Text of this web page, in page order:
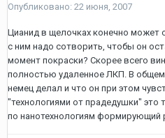
Опубликовано: 22 июня, 2007
Цианид в щелочках конечно может
с ним надо сотворить, чтобы он
момент покраски? Скорее всего
полностью удаленное ЛКП. В общем
немец делал и что он при этом
"технологиями от прадедушки" это
по нанотехнологиям формирующий